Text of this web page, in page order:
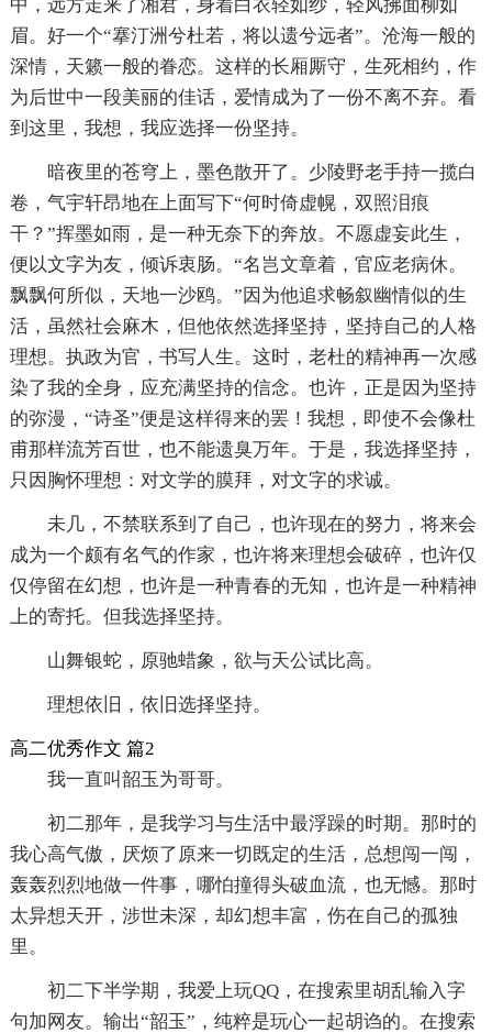
中，远方走来了湘君，身着白衣轻如纱，轻风拂面柳如
眉。好一个“搴汀洲兮杜若，将以遗兮远者”。沧海一般的
深情，天籁一般的眷恋。这样的长厢厮守，生死相约，作
为后世中一段美丽的佳话，爱情成为了一份不离不弃。看
到这里，我想，我应选择一份坚持。
暗夜里的苍穹上，墨色散开了。少陵野老手持一揽白
卷，气宇轩昂地在上面写下“何时倚虚幌，双照泪痕
干？”挥墨如雨，是一种无奈下的奔放。不愿虚妄此生，
便以文字为友，倾诉衷肠。“名岂文章着，官应老病休。
飘飘何所似，天地一沙鸥。”因为他追求畅叙幽情似的生
活，虽然社会麻木，但他依然选择坚持，坚持自己的人格
理想。执政为官，书写人生。这时，老杜的精神再一次感
染了我的全身，应充满坚持的信念。也许，正是因为坚持
的弥漫，“诗圣”便是这样得来的罢！我想，即使不会像杜
甫那样流芳百世，也不能遗臭万年。于是，我选择坚持，
只因胸怀理想：对文学的膜拜，对文字的求诚。
未几，不禁联系到了自己，也许现在的努力，将来会
成为一个颇有名气的作家，也许将来理想会破碎，也许仅
仅停留在幻想，也许是一种青春的无知，也许是一种精神
上的寄托。但我选择坚持。
山舞银蛇，原驰蜡象，欲与天公试比高。
理想依旧，依旧选择坚持。
高二优秀作文 篇2
我一直叫韶玉为哥哥。
初二那年，是我学习与生活中最浮躁的时期。那时的
我心高气傲，厌烦了原来一切既定的生活，总想闯一闯，
轰轰烈烈地做一件事，哪怕撞得头破血流，也无憾。那时
太异想天开，涉世未深，却幻想丰富，伤在自己的孤独
里。
初二下半学期，我爱上玩QQ，在搜索里胡乱输入字
句加网友。输出“韶玉”，纯粹是玩心一起胡诌的。在搜索